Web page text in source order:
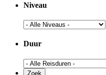
Niveau
Duur